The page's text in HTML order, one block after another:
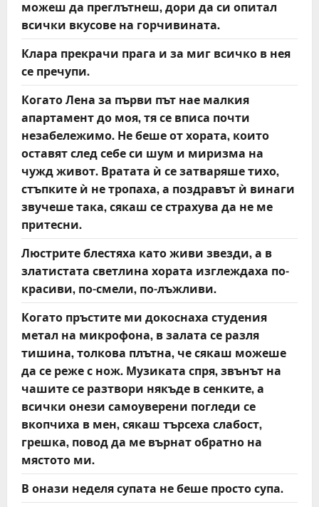
можеш да преглътнеш, дори да си опитал
всички вкусове на горчивината.
Клара прекрачи прага и за миг всичко в нея
се пречупи.
Когато Лена за първи път нае малкия
апартамент до моя, тя се вписа почти
незабележимо. Не беше от хората, които
оставят след себе си шум и миризма на
чужд живот. Вратата ѝ се затваряше тихо,
стъпките ѝ не тропаха, а поздравът ѝ винаги
звучеше така, сякаш се страхува да не ме
притесни.
Люстрите блестяха като живи звезди, а в
златистата светлина хората изглеждаха по-
красиви, по-смели, по-лъжливи.
Когато пръстите ми докоснаха студения
метал на микрофона, в залата се разля
тишина, толкова плътна, че сякаш можеше
да се реже с нож. Музиката спря, звънът на
чашите се разтвори някъде в сенките, а
всички онези самоуверени погледи се
вкопчиха в мен, сякаш търсеха слабост,
грешка, повод да ме върнат обратно на
мястото ми.
В онази неделя супата не беше просто супа.